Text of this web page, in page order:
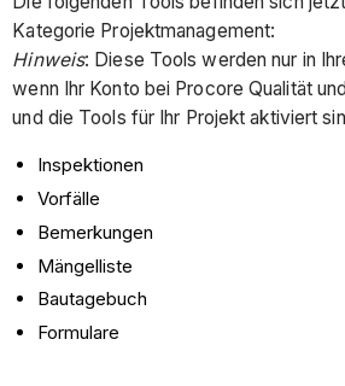
Kategorie Projektmanagement:
Hinweis: Diese Tools werden nur in
wenn Ihr Konto bei Procore Qualität
und die Tools für Ihr Projekt aktiviert
Inspektionen
Vorfälle
Bemerkungen
Mängelliste
Bautagebuch
Formulare